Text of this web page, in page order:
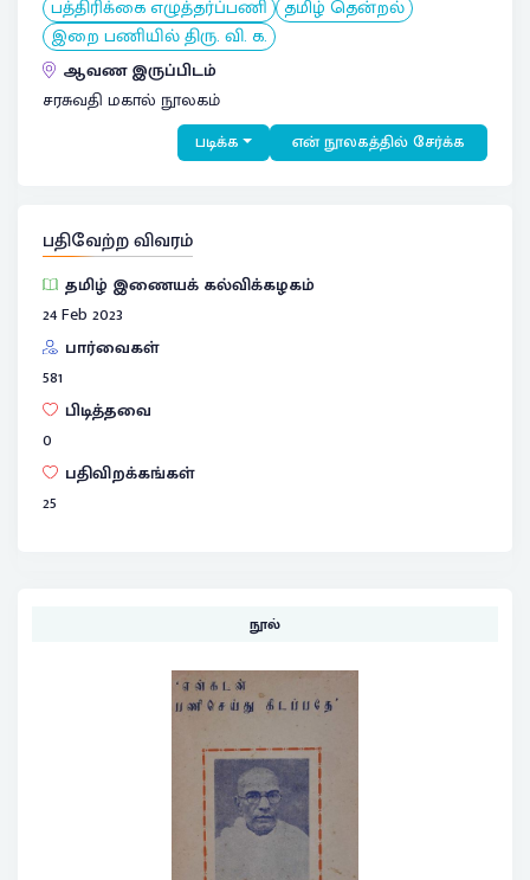
பத்திரிக்கை எழுத்தர்ப்பணி தமிழ் தென்றல்
இறை பணியில் திரு. வி. க.
ஆவண இருப்பிடம்
சரசுவதி மகால் நூலகம்
படிக்க என் நூலகத்தில் சேர்க்க
பதிவேற்ற விவரம்
தமிழ் இணையக் கல்விக்கழகம்
24 Feb 2023
பார்வைகள்
581
பிடித்தவை
0
பதிவிறக்கங்கள்
25
நூல்